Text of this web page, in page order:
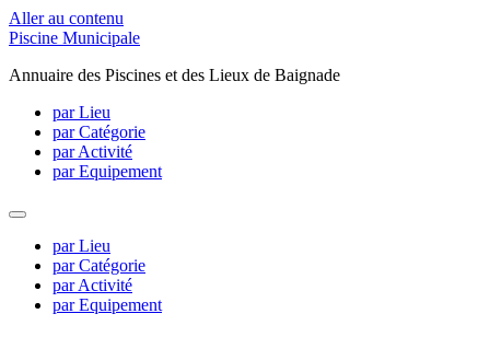
Aller au contenu
Piscine Municipale
Annuaire des Piscines et des Lieux de Baignade
par Lieu
par Catégorie
par Activité
par Equipement
par Lieu
par Catégorie
par Activité
par Equipement